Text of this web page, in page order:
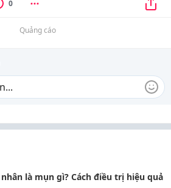
0
Quảng cáo
là mụn gì? Cách điều trị hiệu quả